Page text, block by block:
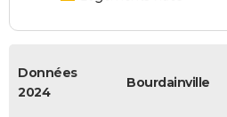
Données
2024
Bourdainville